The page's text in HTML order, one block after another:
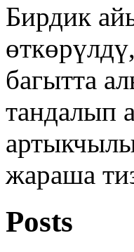
Бирдик
багытта
тандалып
жараша
Posts